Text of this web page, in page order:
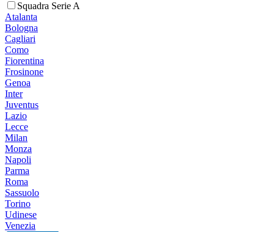
Squadra Serie A
Atalanta
Bologna
Cagliari
Como
Fiorentina
Frosinone
Genoa
Inter
Juventus
Lazio
Lecce
Milan
Monza
Napoli
Parma
Roma
Sassuolo
Torino
Udinese
Venezia